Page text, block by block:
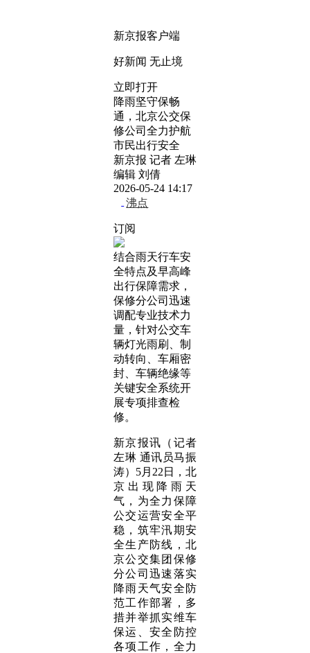
新京报客户端
好新闻 无止境
立即打开
降雨坚守保畅
通，北京公交保
修公司全力护航
市民出行安全
新京报 记者 左琳
编辑 刘倩
2026-05-24 14:17
沸点
订阅
结合雨天行车安
全特点及早高峰
出行保障需求，
保修分公司迅速
调配专业技术力
量，针对公交车
辆灯光雨刷、制
动转向、车厢密
封、车辆绝缘等
关键安全系统开
展专项排查检
修。
新京报讯（记者
左琳 通讯员马振
涛）5月22日，北
京出现降雨天
气，为全力保障
公交运营安全平
稳，筑牢汛期安
全生产防线，北
京公交集团保修
分公司迅速落实
降雨天气安全防
范工作部署，多
措并举抓实维车
保运、安全防控
各项工作，全力